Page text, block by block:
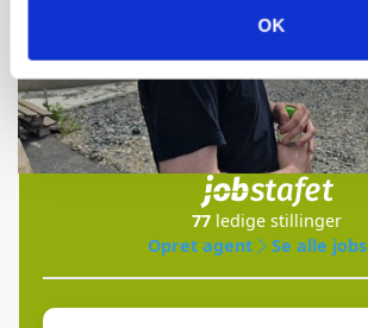
OK
Loading...
Jobs
i samarbejde med
77 ledige stillinger
Opret agent
Se alle jobs